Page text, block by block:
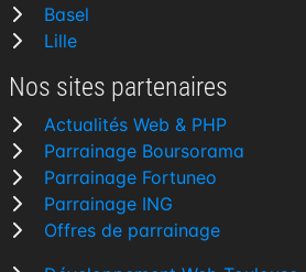
Basel
Lille
Nos sites partenaires
Actualités Web & PHP
Parrainage Boursorama
Parrainage Fortuneo
Parrainage ING
Offres de parrainage